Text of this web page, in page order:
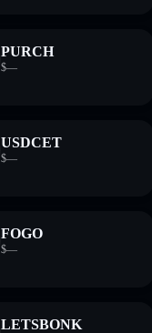
PURCH
$—
USDCET
$—
FOGO
$—
LETSBONK